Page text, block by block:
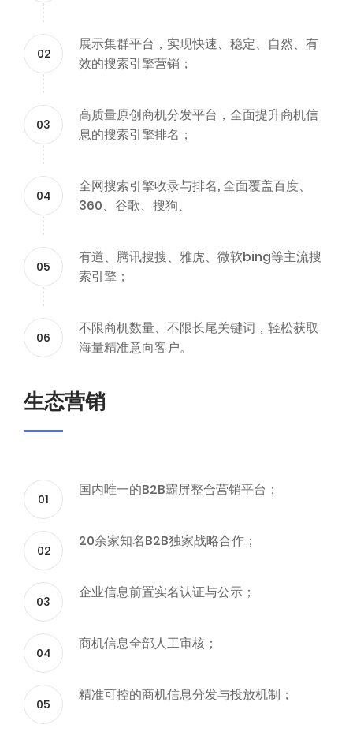
02
展示集群平台，实现快速、稳定、自然、有
效的搜索引擎营销；
03
高质量原创商机分发平台，全面提升商机信
息的搜索引擎排名；
04
全网搜索引擎收录与排名, 全面覆盖百度、
360、谷歌、搜狗、
05
有道、腾讯搜搜、雅虎、微软bing等主流搜
索引擎；
06
不限商机数量、不限长尾关键词，轻松获取
海量精准意向客户。
生态营销
01
国内唯一的B2B霸屏整合营销平台；
02
20余家知名B2B独家战略合作；
03
企业信息前置实名认证与公示；
04
商机信息全部人工审核；
05
精准可控的商机信息分发与投放机制；